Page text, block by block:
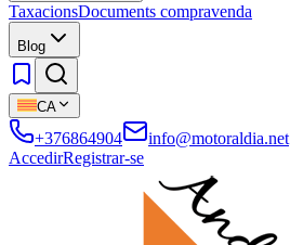
TaxacionsDocuments compravenda
Blog
CA
+376864904
info@motoraldia.net
AccedirRegistrar-se